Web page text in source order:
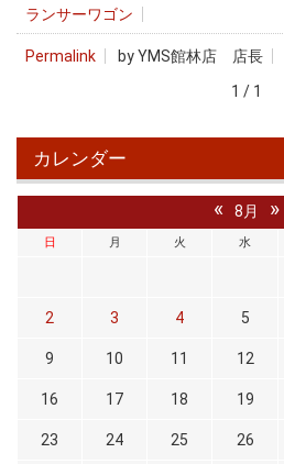
ランサーワゴン
Permalink by YMS館林店 店長
1 / 1
カレンダー
« 8月 »
日 月 火 水
2 3 4 5
9 10 11 12
16 17 18 19
23 24 25 26